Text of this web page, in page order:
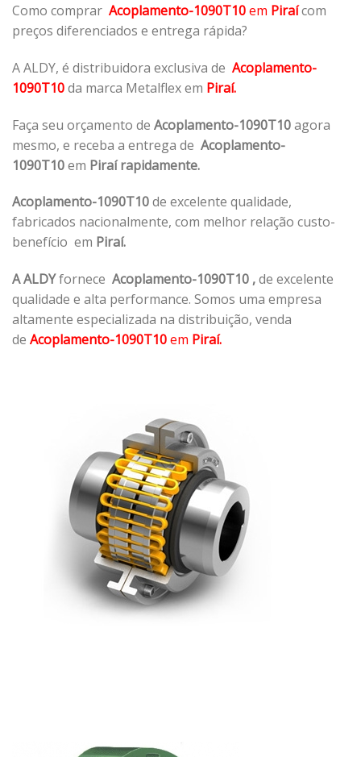
Como comprar Acoplamento-1090T10em Piraícom
preços diferenciados e entrega rápida?
A ALDY, é distribuidora exclusiva de Acoplamento-
1090T10da marca Metalflex em Piraí.
Faça seu orçamento de Acoplamento-1090T10agora
mesmo, e receba a entrega de Acoplamento-
1090T10em Piraí rapidamente.
Acoplamento-1090T10de excelente qualidade,
fabricados nacionalmente, com melhor relação custo-
benefício em Piraí.
A ALDYfornece Acoplamento-1090T10 ,de excelente
qualidade e alta performance. Somos uma empresa
altamente especializada na distribuição, venda
de Acoplamento-1090T10em Piraí.